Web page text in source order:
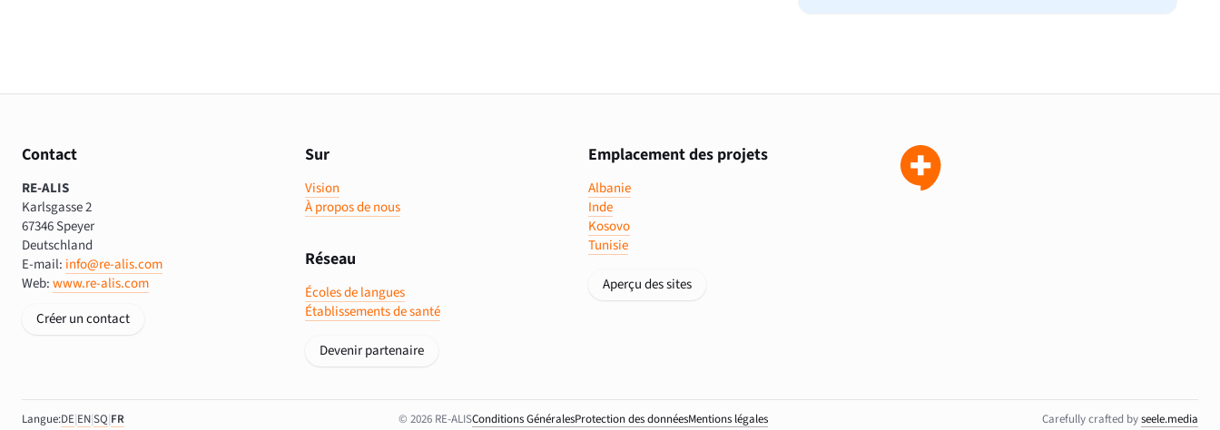
Contact
RE-ALIS
Karlsgasse 2
67346 Speyer
Deutschland
E-mail: info@re-alis.com
Web:www.re-alis.com
Créer un contact
Sur
Vision
À propos de nous
Réseau
Écoles de langues
Établissements de santé
Devenir partenaire
Emplacement des projets
Albanie
Inde
Kosovo
Tunisie
Aperçu des sites
Langue:DE|EN|SQ|FR © 2026 RE-ALIS Conditions Générales protection des données Mentions légales Carefully crafted byseele.media